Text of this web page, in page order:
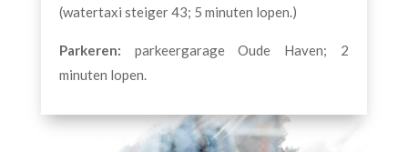
(watertaxi steiger 43; 5 minuten lopen.)
Parkeren: parkeergarage Oude Haven; 2
minuten lopen.